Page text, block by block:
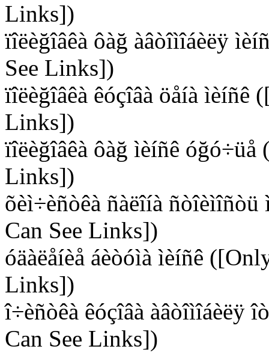
Links])
ïîëèğîâêà ôàğ àâòîìîáèëÿ
See Links])
ïîëèğîâêà êóçîâà öåíà ìèíñê
Links])
ïîëèğîâêà ôàğ ìèíñê óğó÷üå
Links])
õèì÷èñòêà ñàëîíà
Can See Links])
óäàëåíèå áèòóìà ìèíñê
Links])
î÷èñòêà êóçîâà àâòîìîáèëÿ
Can See Links])